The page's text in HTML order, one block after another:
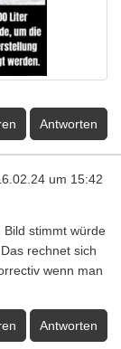
Antworten
um 15:42
stimmt würde
rechnet sich
wenn man
Antworten